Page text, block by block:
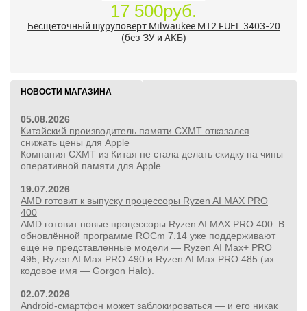
17 500руб.
Бесщёточный шуруповерт Milwaukee M12 FUEL 3403-20
(без ЗУ и АКБ)
НОВОСТИ МАГАЗИНА
05.08.2026
Китайский производитель памяти CXMT отказался
снижать цены для Apple
Компания CXMT из Китая не стала делать скидку на чипы
оперативной памяти для Apple.
19.07.2026
AMD готовит к выпуску процессоры Ryzen AI MAX PRO
400
AMD готовит новые процессоры Ryzen AI MAX PRO 400. В
обновлённой программе ROCm 7.14 уже поддерживают
ещё не представленные модели — Ryzen AI Max+ PRO
495, Ryzen AI Max PRO 490 и Ryzen AI Max PRO 485 (их
кодовое имя — Gorgon Halo).
02.07.2026
Android-смартфон может заблокироваться — и его никак